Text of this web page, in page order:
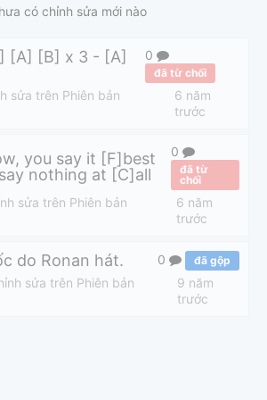
có chỉnh sửa mới nào
[A] [B] x 3 - [A]
0
đã từ chối
sửa trên Phiên bản
6 năm
trước
you say it [F]best
nothing at [C]all
0
đã từ
chối
sửa trên Phiên bản
6 năm
trước
do Ronan hát. 0 đã gộp
sửa trên Phiên bản
9 năm
trước